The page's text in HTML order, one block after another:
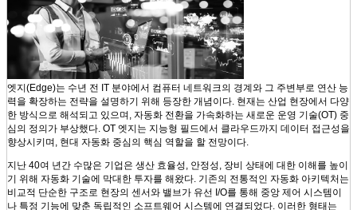
엣지(Edge)는 수년 전 IT 분야에서 컴퓨터 네트워크의 경계와 그 주변부로 연산 능
력을 확장하는 전략을 설명하기 위해 등장한 개념이다. 현재는 산업 현장에서 다양
한 방식으로 해석되고 있으며, 자동화 전환을 가속화하는 새로운 운영 기술(OT) 중
심의 정의가 부상했다. OT 엣지는 지능형 필드에서 클라우드까지 데이터 접근성을
향상시키며, 현대 자동화 중심의 핵심 역할을 할 전망이다.
지난 40여 년간 수많은 기업은 생산 효율성, 안정성, 장비 상태에 대한 이해를 높이
기 위해 자동화 기술에 막대한 투자를 해왔다. 기존의 전통적인 자동화 아키텍처는
비교적 단순한 구조로 현장의 센서와 밸브가 유선 I/O를 통해 중앙 제어 시스템이
나 특정 기능에 맞춘 독립적인 소프트웨어 시스템에 연결되었다. 이러한 형태는